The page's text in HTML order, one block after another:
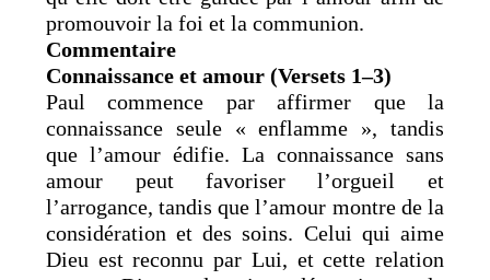
promouvoir la foi et la communion.
Commentaire
Connaissance et amour (Versets 1–3)
Paul commence par affirmer que la
connaissance seule « enflamme », tandis
que l’amour édifie. La connaissance sans
amour peut favoriser l’orgueil et
l’arrogance, tandis que l’amour montre de la
considération et des soins. Celui qui aime
Dieu est reconnu par Lui, et cette relation